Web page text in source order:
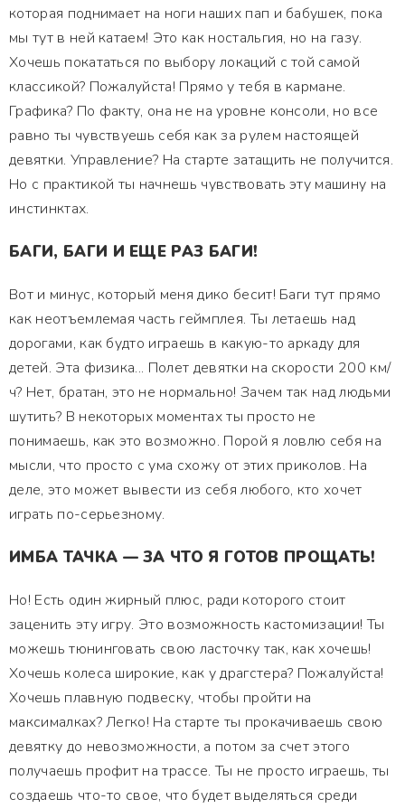
которая поднимает на ноги наших пап и бабушек, пока
мы тут в ней катаем! Это как ностальгия, но на газу.
Хочешь покататься по выбору локаций с той самой
классикой? Пожалуйста! Прямо у тебя в кармане.
Графика? По факту, она не на уровне консоли, но все
равно ты чувствуешь себя как за рулем настоящей
девятки. Управление? На старте затащить не получится.
Но с практикой ты начнешь чувствовать эту машину на
инстинктах.
БАГИ, БАГИ И ЕЩЕ РАЗ БАГИ!
Вот и минус, который меня дико бесит! Баги тут прямо
как неотъемлемая часть геймплея. Ты летаешь над
дорогами, как будто играешь в какую-то аркаду для
детей. Эта физика... Полет девятки на скорости 200 км/
ч? Нет, братан, это не нормально! Зачем так над людьми
шутить? В некоторых моментах ты просто не
понимаешь, как это возможно. Порой я ловлю себя на
мысли, что просто с ума схожу от этих приколов. На
деле, это может вывести из себя любого, кто хочет
играть по-серьезному.
ИМБА ТАЧКА — ЗА ЧТО Я ГОТОВ ПРОЩАТЬ!
Но! Есть один жирный плюс, ради которого стоит
заценить эту игру. Это возможность кастомизации! Ты
можешь тюнинговать свою ласточку так, как хочешь!
Хочешь колеса широкие, как у драгстера? Пожалуйста!
Хочешь плавную подвеску, чтобы пройти на
максималках? Легко! На старте ты прокачиваешь свою
девятку до невозможности, а потом за счет этого
получаешь профит на трассе. Ты не просто играешь, ты
создаешь что-то свое, что будет выделяться среди